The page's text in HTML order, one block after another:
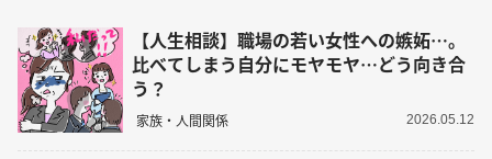
【人生相談】職場の若い女性への嫉妬…。
比べてしまう自分にモヤモヤ…どう向き合
う？
家族・人間関係 2026.05.12